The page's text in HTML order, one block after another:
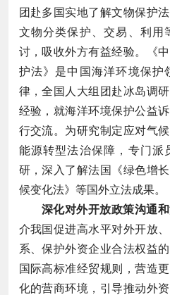
团赴多国实地了解文物保护
文物分类保护、交易、利用
讨，吸收外方有益经验。《
护法》是中国海洋环境保护
律，全国人大组团赴冰岛调
经验，就海洋环境保护公益
行交流。为研究制定应对气
能源转型法治保障，专门派
研，深入了解法国《绿色增
候变化法》等国外立法成果。
深化对外开放政策沟通和
介我国促进高水平对外开放
系、保护外资企业合法权益
国际高标准经贸规则，营造
化的营商环境，引导推动外